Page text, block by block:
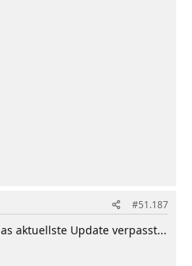
#51.187
aktuellste Update verpasst...